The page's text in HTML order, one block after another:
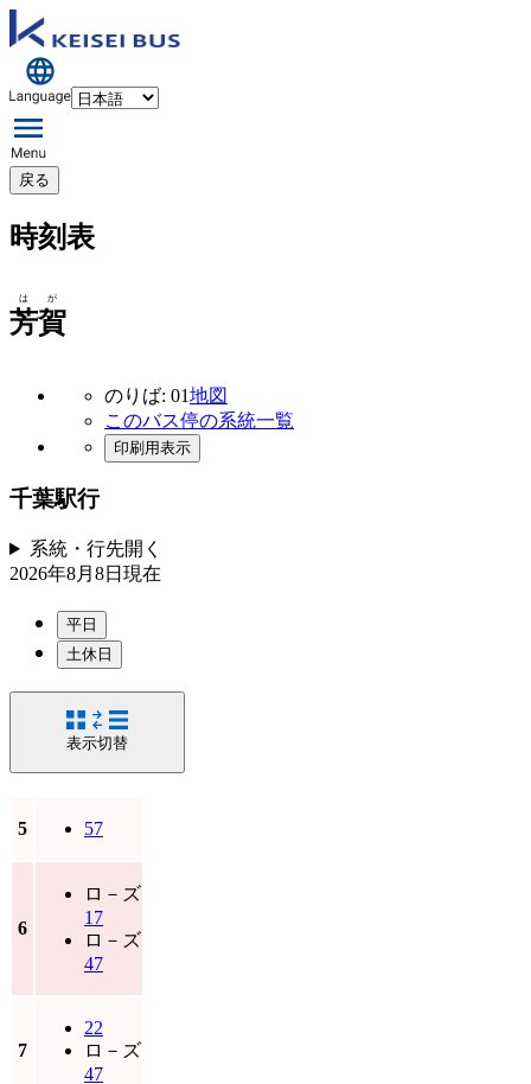
戻る
時刻表
芳賀
はが
のりば: 01地図
このバス停の系統一覧
印刷用表示
千葉駅行
系統・行先開く
2026年8月8日 現在
平日
土休日
表示切替
5 57
6
ロ－ズ
17
ロ－ズ
47
7
22
ロ－ズ
47